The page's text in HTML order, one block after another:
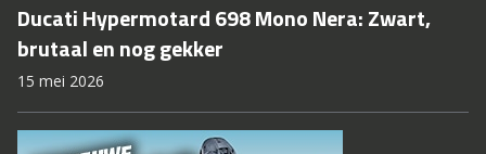
Ducati Hypermotard 698 Mono Nera: Zwart,
brutaal en nog gekker
15 mei 2026